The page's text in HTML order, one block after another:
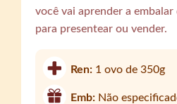
você vai aprender a
para presentear ou vender.
Ren: 1 ovo de 350g
Emb: Não